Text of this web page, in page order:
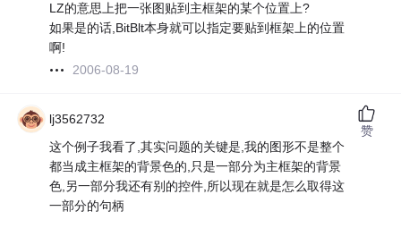
LZ的意思上把一张图贴到主框架的某个位置上?
如果是的话,BitBlt本身就可以指定要贴到框架上的位置
啊!
2006-08-19
lj3562732
这个例子我看了,其实问题的关键是,我的图形不是整个
都当成主框架的背景色的,只是一部分为主框架的背景
色,另一部分我还有别的控件,所以现在就是怎么取得这
一部分的句柄
赞